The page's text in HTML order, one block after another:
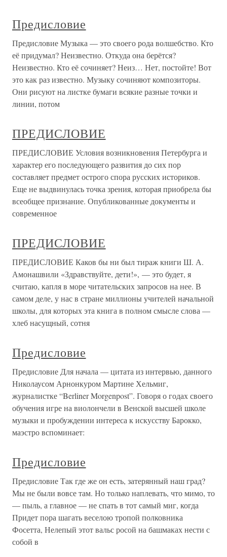
Предисловие
Предисловие Музыка — это своего рода волшебство. Кто
её придумал? Неизвестно. Откуда она берётся?
Неизвестно. Кто её сочиняет? Неиз… Нет, постойте! Вот
это как раз известно. Музыку сочиняют композиторы.
Они рисуют на листке бумаги всякие разные точки и
линии, потом
ПРЕДИСЛОВИЕ
ПРЕДИСЛОВИЕ Условия возникновения Петербурга и
характер его последующего развития до сих пор
составляет предмет острого спора русских историков.
Еще не выдвинулась точка зрения, которая приобрела бы
всеобщее признание. Опубликованные документы и
современное
ПРЕДИСЛОВИЕ
ПРЕДИСЛОВИЕ Каков бы ни был тираж книги Ш. А.
Амонашвили «Здравствуйте, дети!», — это будет, я
считаю, капля в море читательских запросов на нее. В
самом деле, у нас в стране миллионы учителей начальной
школы, для которых эта книга в полном смысле слова —
хлеб насущный, сотня
Предисловие
Предисловие Для начала — цитата из интервью, данного
Николаусом Арнонкуром Мартине Хельмиг,
журналистке “Berliner Morgenpost”. Говоря о годах своего
обучения игре на виолончели в Венской высшей школе
музыки и пробуждении интереса к искусству Барокко,
маэстро вспоминает:
Предисловие
Предисловие Так где же он есть, затерянный наш град?
Мы не были вовсе там. Но только наплевать, что мимо, то
— пыль, а главное — не спать в тот самый миг, когда
Придет пора шагать веселою тропой полковника
Фосетта, Нелепый этот вальс росой на башмаках нести с
собой в